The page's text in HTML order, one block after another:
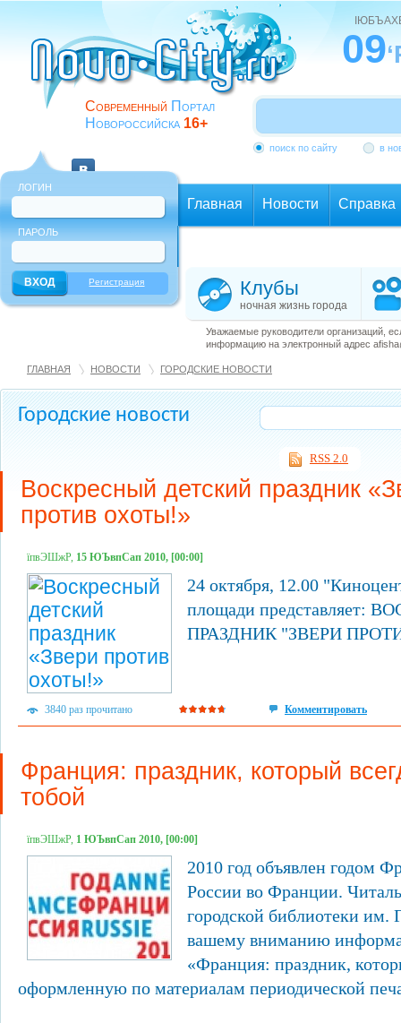
Современный Портал
Новороссийска 16+
09
поиск по сайту в
ЛОГИН
ПАРОЛЬ
Регистрация
Главная Новости Справка
Клубы
ночная жизнь города
Уважаемые руководители организаций,
информацию на электронный адрес
ГЛАВНАЯ НОВОСТИ ГОРОДСКИЕ НОВОСТИ
Городские новости
RSS 2.0
Воскресный детский праздник
против охоты!»
їпвЭШжР, 15 ЮЪвпСап 2010, [00:00]
24 октября, 12.00
площади представляет:
ПРАЗДНИК "ЗВЕРИ
3840 раз прочитано Комментировать
Франция: праздник, который
тобой
їпвЭШжР, 1 ЮЪвпСап 2010, [00:00]
2010 год объявлен годом
России во Франции.
городской библиотеки им.
вашему вниманию
«Франция: праздник,
оформленную по материалам периодической